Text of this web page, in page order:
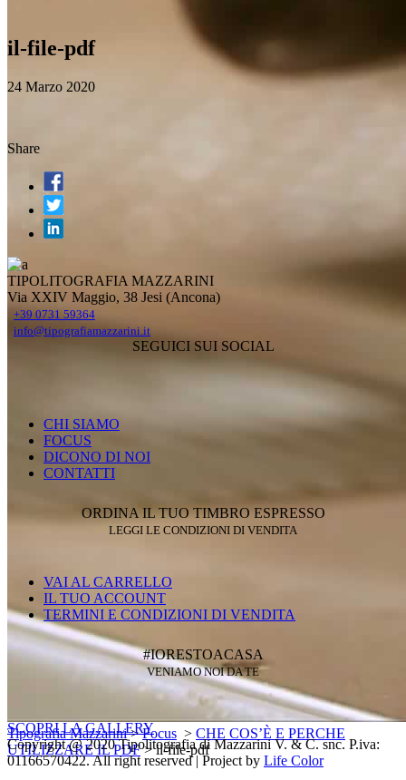
Tipografia Mazzarini>Focus > CHE COS’È E PERCHE
UTILIZZARE IL PDF>il-file-pdf
il-file-pdf
24 Marzo 2020
Share
TIPOLITOGRAFIA MAZZARINI
Via XXIV Maggio, 38 Jesi (Ancona)
+39 0731 59364
info@tipografiamazzarini.it
SEGUICI SUI SOCIAL
CHI SIAMO
FOCUS
DICONO DI NOI
CONTATTI
ORDINA IL TUO TIMBRO ESPRESSO
LEGGI LE CONDIZIONI DI VENDITA
VAI AL CARRELLO
IL TUO ACCOUNT
TERMINI E CONDIZIONI DI VENDITA
#IORESTOACASA
VENIAMO NOI DA TE
SCOPRI LA GALLERY
Copyright @ 2020 Tipolitografia di Mazzarini V. & C. snc. P.iva:
01166570422. All right reserved | Project by Life Color